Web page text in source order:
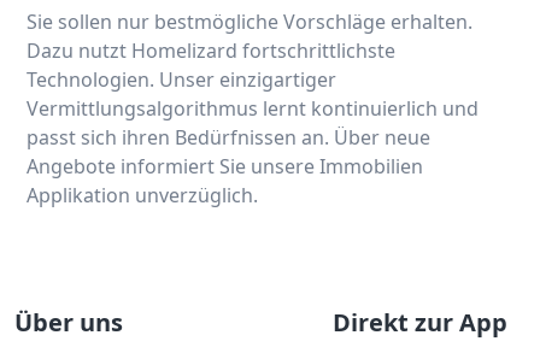
Sie sollen nur bestmögliche Vorschläge erhalten.
Dazu nutzt Homelizard fortschrittlichste
Technologien. Unser einzigartiger
Vermittlungsalgorithmus lernt kontinuierlich und
passt sich ihren Bedürfnissen an. Über neue
Angebote informiert Sie unsere Immobilien
Applikation unverzüglich.
Über uns Direkt zur App